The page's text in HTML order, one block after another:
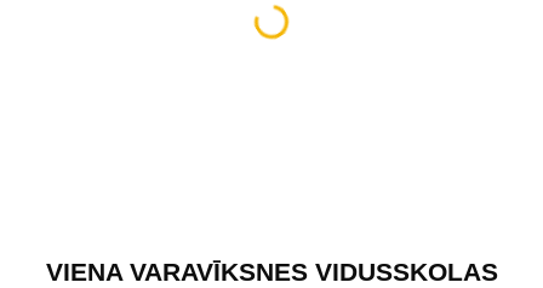
VIENA VARAVĪKSNES VIDUSSKOLAS